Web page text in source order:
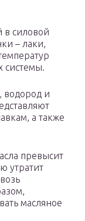
в силовой
– лаки,
системы.
водород и
а также
превысит
утратит
масляное